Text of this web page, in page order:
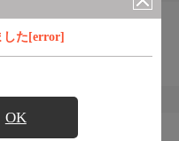
した[error]
OK